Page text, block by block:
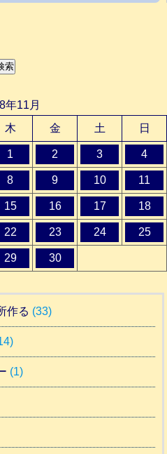
索
年11月
木 金 土 日
1 2 3 4
8 9 10 11
15 16 17 18
22 23 24 25
29 30
作る (33)
(1)